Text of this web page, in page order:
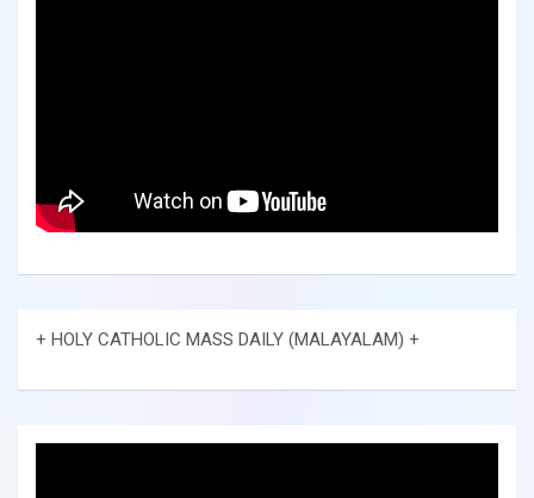
+ HOLY CATHOLIC MASS DAILY (MALAYALAM) +